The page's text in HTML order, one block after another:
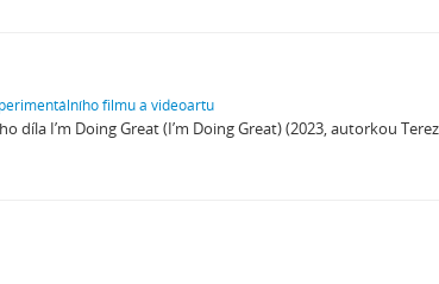
filmu a videoartu
díla I’m Doing Great (I’m Doing Great) (2023, autorkou